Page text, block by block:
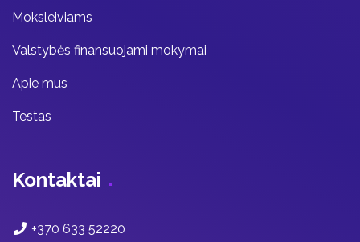
Moksleiviams
Valstybės finansuojami mokymai
Apie mus
Testas
Kontaktai
+370 633 52220